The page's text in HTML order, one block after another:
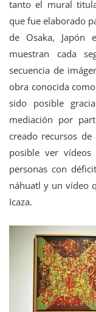
tanto el mural
que fue elaborado
de Osaka,
muestran cada
secuencia de
obra conocida como
sido posible
mediación por
creado recursos
posible ver vídeos
personas con
náhuatl y un vídeo
Icaza.